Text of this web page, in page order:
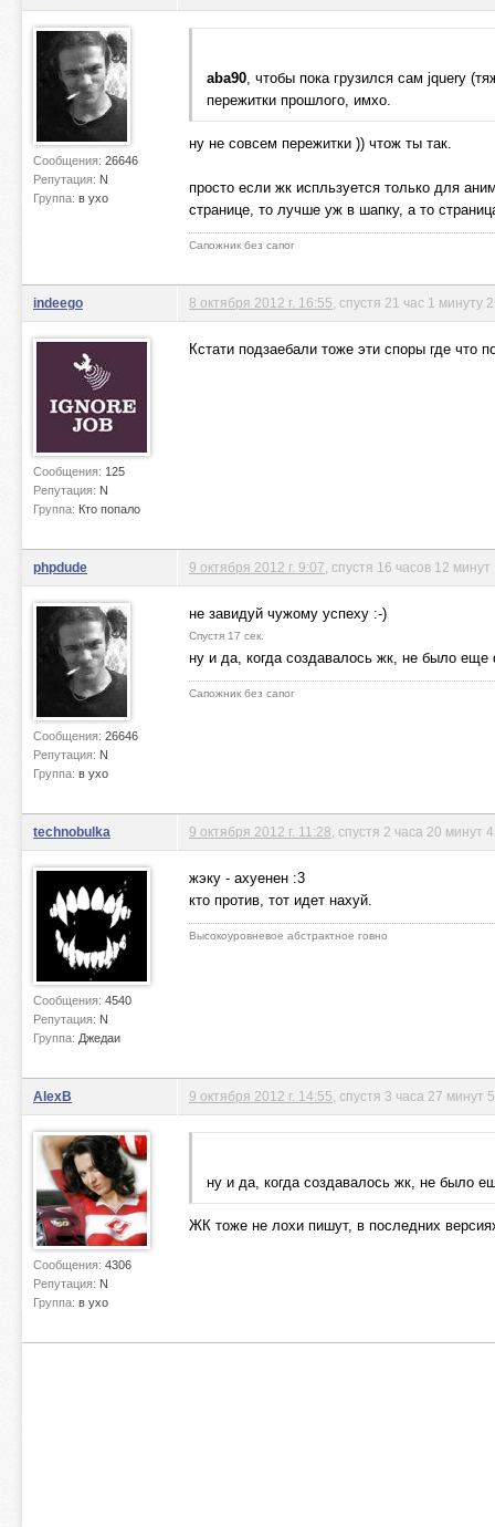
Сообщения: 26646
Репутация: N
Группа: в ухо
aba90, чтобы пока грузился сам jquery
пережитки прошлого, имхо.
ну не совсем пережитки )) чтож ты так.
просто если жк испльзуется только для
странице, то лучше уж в шапку, а то
Сапожник без сапог
indeego
Сообщения: 125
Репутация: N
Группа: Кто попало
8 октября 2012 г. 16:55 , спустя 21 час 1 минуту
Кстати подзаебали тоже эти споры где
phpdude
Сообщения: 26646
Репутация: N
Группа: в ухо
9 октября 2012 г. 9:07 , спустя 16 часов 12 минут
не завидуй чужому успеху :-)
Спустя 17 сек.
ну и да, когда создавалось жк, не было еще
Сапожник без сапог
technobulka
Сообщения: 4540
Репутация: N
Группа: Джедаи
9 октября 2012 г. 11:28 , спустя 2 часа 20 минут
жэку - ахуенен :3
кто против, тот идет нахуй.
Высокоуровневое абстрактное говно
AlexB
Сообщения: 4306
Репутация: N
Группа: в ухо
9 октября 2012 г. 14:55 , спустя 3 часа 27 минут
ну и да, когда создавалось жк, не было
ЖК тоже не лохи пишут, в последних